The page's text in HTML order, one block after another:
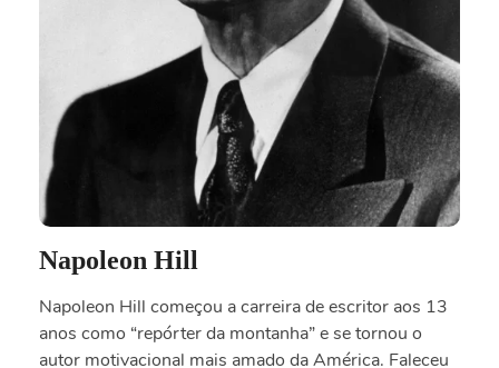
Napoleon Hill
Napoleon Hill começou a carreira de escritor aos 13
anos como “repórter da montanha” e se tornou o
autor motivacional mais amado da América. Faleceu